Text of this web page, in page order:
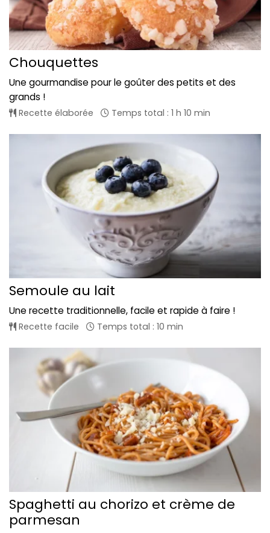
Chouquettes
Une gourmandise pour le goûter des petits et des
grands !
Recette élaborée Temps total : 1 h 10 min
Semoule au lait
Une recette traditionnelle, facile et rapide à faire !
Recette facile Temps total : 10 min
Spaghetti au chorizo et crème de
parmesan